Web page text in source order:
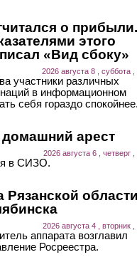
о
этого
«Вид сбоку»
2026 августа 8 , суббота ,
участники различных
в информационном
себя гораздо
арест
2026 августа 6 , четверг
в СИЗО.
Рязанской
2026 августа 4 , вторник
аппарата возглавил
Росреестра.